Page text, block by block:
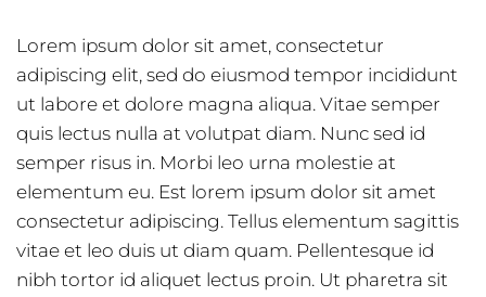
Lorem ipsum dolor sit amet, consectetur
adipiscing elit, sed do eiusmod tempor incididunt
ut labore et dolore magna aliqua. Vitae semper
quis lectus nulla at volutpat diam. Nunc sed id
semper risus in. Morbi leo urna molestie at
elementum eu. Est lorem ipsum dolor sit amet
consectetur adipiscing. Tellus elementum sagittis
vitae et leo duis ut diam quam. Pellentesque id
nibh tortor id aliquet lectus proin. Ut pharetra sit